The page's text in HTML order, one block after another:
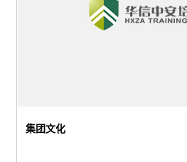
集团文化